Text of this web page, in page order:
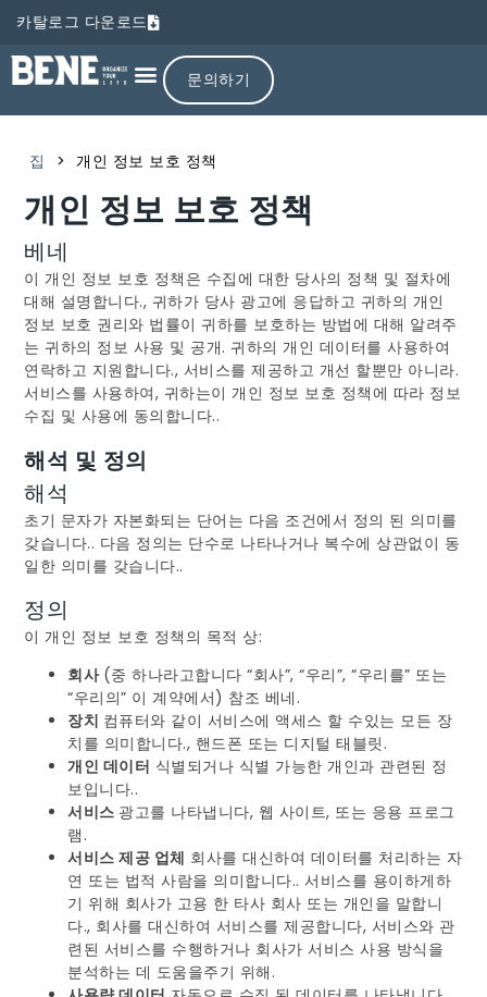
카탈로그 다운로드
문의하기
집 > 개인 정보 보호 정책
개인 정보 보호 정책
베네
이 개인 정보 보호 정책은 수집에 대한 당사의 정책 및 절차에
대해 설명합니다., 귀하가 당사 광고에 응답하고 귀하의 개인
정보 보호 권리와 법률이 귀하를 보호하는 방법에 대해 알려주
는 귀하의 정보 사용 및 공개. 귀하의 개인 데이터를 사용하여
연락하고 지원합니다., 서비스를 제공하고 개선 할뿐만 아니라.
서비스를 사용하여, 귀하는이 개인 정보 보호 정책에 따라 정보
수집 및 사용에 동의합니다..
해석 및 정의
해석
초기 문자가 자본화되는 단어는 다음 조건에서 정의 된 의미를
갖습니다.. 다음 정의는 단수로 나타나거나 복수에 상관없이 동
일한 의미를 갖습니다..
정의
이 개인 정보 보호 정책의 목적 상:
회사 (중 하나라고합니다 “회사”, “우리”, “우리를” 또는
“우리의” 이 계약에서) 참조 베네 .
장치 컴퓨터와 같이 서비스에 액세스 할 수있는 모든 장
치를 의미합니다., 핸드폰 또는 디지털 태블릿.
개인 데이터 식별되거나 식별 가능한 개인과 관련된 정
보입니다..
서비스 광고를 나타냅니다, 웹 사이트, 또는 응용 프로그
램.
서비스 제공 업체 회사를 대신하여 데이터를 처리하는 자
연 또는 법적 사람을 의미합니다.. 서비스를 용이하게하
기 위해 회사가 고용 한 타사 회사 또는 개인을 말합니
다., 회사를 대신하여 서비스를 제공합니다, 서비스와 관
련된 서비스를 수행하거나 회사가 서비스 사용 방식을
분석하는 데 도움을주기 위해.